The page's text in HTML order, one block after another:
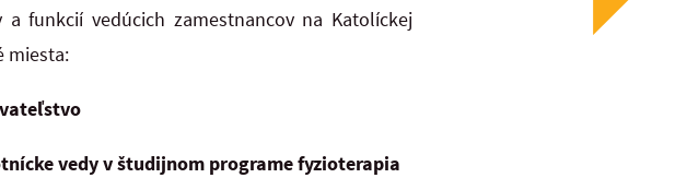
funkcií vedúcich zamestnancov na Katolíckej
miesta:
vedy v študijnom programe fyzioterapia